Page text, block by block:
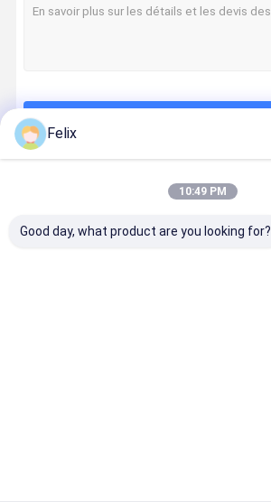
Série spéciale de fraisage par rainures
Precision Milling Series
Série d'outils de rainure
Série de pellicules lourdes
outils en carbure solide
Felix
10:49 PM
Good day, what product are you looking for?